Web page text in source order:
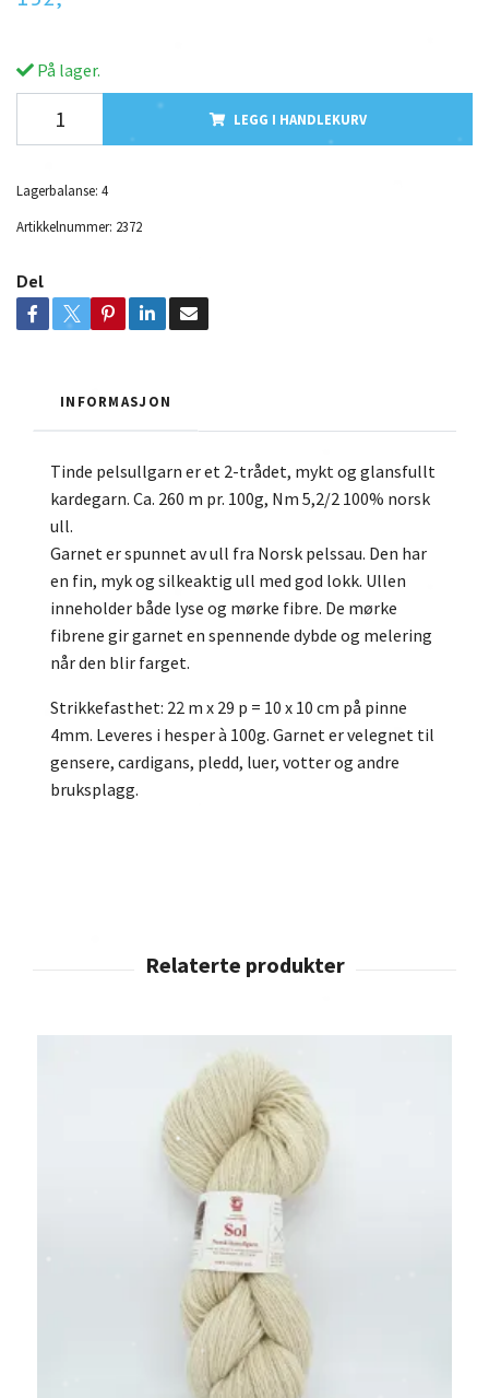
På lager.
LEGG I HANDLEKURV
Lagerbalanse: 4
Artikkelnummer: 2372
Del
INFORMASJON
Tinde pelsullgarn er et 2-trådet, mykt og glansfullt
kardegarn. Ca. 260 m pr. 100g, Nm 5,2/2 100% norsk
ull.
Garnet er spunnet av ull fra Norsk pelssau. Den har
en fin, myk og silkeaktig ull med god lokk. Ullen
inneholder både lyse og mørke fibre. De mørke
fibrene gir garnet en spennende dybde og melering
når den blir farget.
Strikkefasthet: 22 m x 29 p = 10 x 10 cm på pinne
4mm. Leveres i hesper à 100g. Garnet er velegnet til
gensere, cardigans, pledd, luer, votter og andre
bruksplagg.